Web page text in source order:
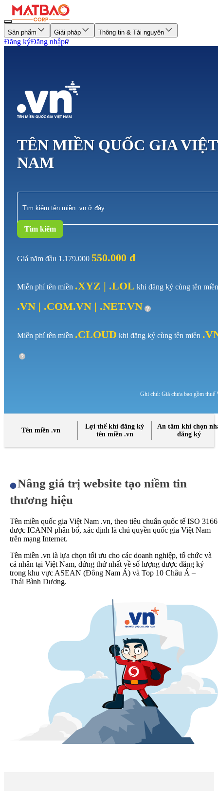
Sản phẩm Giải pháp Thông tin & Tài nguyên
Đăng kýĐăng nhập0
TÊN MIỀN QUỐC GIA VIỆT
NAM
Tìm kiếm
Giá năm đầu 1.179.000 550.000 đ
Miễn phí tên miền .XYZ | .LOL khi đăng ký cùng tên miền
.VN | .COM.VN | .NET.VN
Miễn phí tên miền .CLOUD khi đăng ký cùng tên miền
Ghi chú: Giá chưa bao gồm thuế
Tên miền .vn
Lợi thế khi đăng ký
tên miền .vn
An tâm khi chọn
đăng ký
Nâng giá trị website tạo niềm tin
thương hiệu
Tên miền quốc gia Việt Nam .vn, theo tiêu chuẩn quốc tế ISO 3166
được ICANN phân bổ, xác định là chủ quyền quốc gia Việt Nam
trên mạng Internet.
Tên miền .vn là lựa chọn tối ưu cho các doanh nghiệp, tổ chức và
cá nhân tại Việt Nam, đứng thứ nhất về số lượng được đăng ký
trong khu vực ASEAN (Đông Nam Á) và Top 10 Châu Á –
Thái Bình Dương.